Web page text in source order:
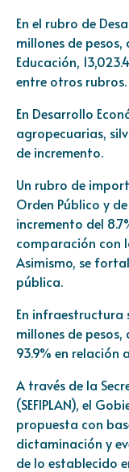
En el rubro de
millones de
Educación,
entre otros rubros.
En Desarrollo
agropecuarias,
de incremento.
Un rubro de
Orden Público y
incremento del
comparación con
Asimismo, se
pública.
En infraestructura
millones de
93.9% en relación
A través de la
(SEFIPLAN), el
propuesta con
dictaminación y
de lo establecido